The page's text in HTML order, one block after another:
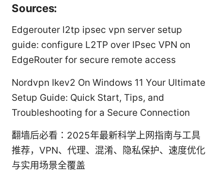
Sources:
Edgerouter l2tp ipsec vpn server setup
guide: configure L2TP over IPsec VPN on
EdgeRouter for secure remote access
Nordvpn Ikev2 On Windows 11 Your Ultimate
Setup Guide: Quick Start, Tips, and
Troubleshooting for a Secure Connection
翻墙后必看：2025年最新科学上网指南与工具
推荐，VPN、代理、混淆、隐私保护、速度优化
与实用场景全覆盖